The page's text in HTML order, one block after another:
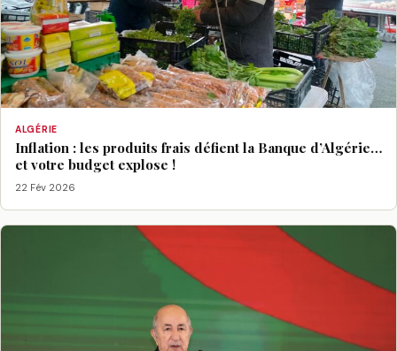
ALGÉRIE
Inflation : les produits frais défient la Banque d’Algérie…
et votre budget explose !
22 Fév 2026